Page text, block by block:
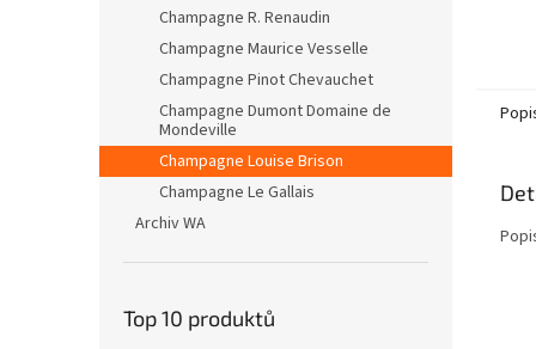
Champagne R. Renaudin
Champagne Maurice Vesselle
Champagne Pinot Chevauchet
Champagne Dumont Domaine de
Mondeville
Champagne Louise Brison
Champagne Le Gallais
Archiv WA
Top 10 produktů